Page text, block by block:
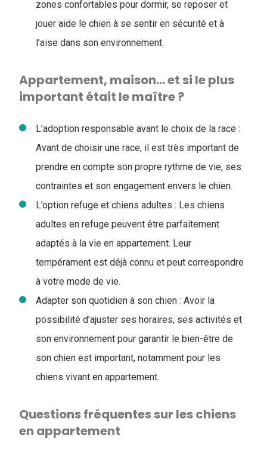
zones confortables pour dormir, se reposer et
jouer aide le chien à se sentir en sécurité et à
l’aise dans son environnement.
Appartement, maison… et si le plus
important était le maître ?
L’adoption responsable avant le choix de la race :
Avant de choisir une race, il est très important de
prendre en compte son propre rythme de vie, ses
contraintes et son engagement envers le chien.
L’option refuge et chiens adultes : Les chiens
adultes en refuge peuvent être parfaitement
adaptés à la vie en appartement. Leur
tempérament est déjà connu et peut correspondre
à votre mode de vie.
Adapter son quotidien à son chien : Avoir la
possibilité d’ajuster ses horaires, ses activités et
son environnement pour garantir le bien-être de
son chien est important, notamment pour les
chiens vivant en appartement.
Questions fréquentes sur les chiens
en appartement